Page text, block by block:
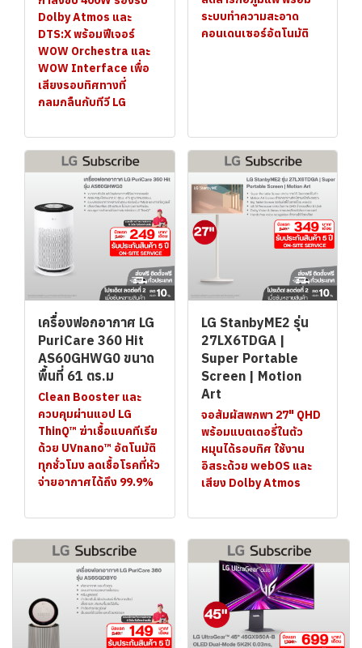
Dolby Atmos และ
DTS:X พร้อมฟีเจอร์
WOW Orchestra และ
WOW Interface เพื่อ
เสียงรอบทิศทางที่
กลมกลืนกับทีวี LG
ระบบทำความสะอาด
คอนเดนเซอร์อัตโนมัติ
เครื่องฟอกอากาศ LG
PuriCare 360 Hit
AS60GHWG0 ขนาด
พื้นที่ 61 ตร.ม
Clean Booster และ
ควบคุมผ่านแอป LG
ThinQ™ ฆ่าเชื้อแบคทีเรีย
ด้วย UVnano™ อัตโนมัติ
ทุกชั่วโมง ลดเชื้อโรคที่หัว
จ่ายอากาศได้ถึง 99.9%
LG StanbyME2 รุ่น
27LX6TDGA |
Super Portable
Screen | Motion
Art
จอสัมผัสพกพา 27" QHD
พร้อมแบตเตอรี่ในตัว
หมุนได้รอบทิศ ใช้งาน
อิสระด้วย webOS และ
เสียง Dolby Atmos